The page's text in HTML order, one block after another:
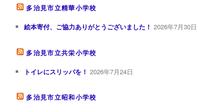
多治見市立精華小学校
絵本寄付、ご協力ありがとうございました！ 2026年7月30日
多治見市立共栄小学校
トイレにスリッパを！ 2026年7月24日
多治見市立昭和小学校